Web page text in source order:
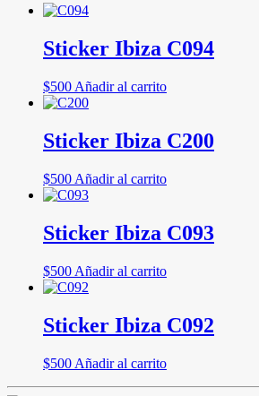
Sticker Ibiza C094
$500 Añadir al carrito
Sticker Ibiza C200
$500 Añadir al carrito
Sticker Ibiza C093
$500 Añadir al carrito
Sticker Ibiza C092
$500 Añadir al carrito